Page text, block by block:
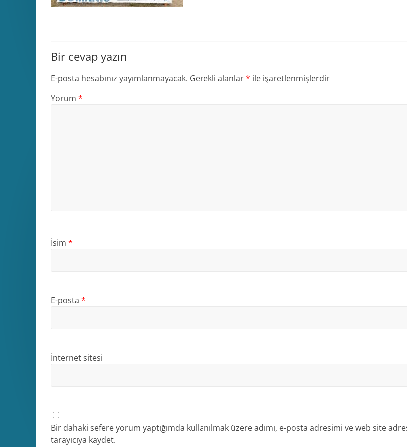
Bir cevap yazın
E-posta hesabınız yayımlanmayacak. Gerekli alanlar* ile işaretlenmişlerdir
Yorum *
İsim *
E-posta *
İnternet sitesi
Bir dahaki sefere yorum yaptığımda kullanılmak üzere adımı, e-posta adresimi ve web site
tarayıcıya kaydet.